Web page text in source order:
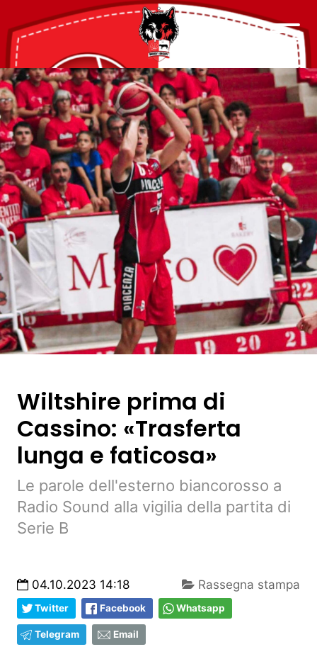
Wiltshire prima di
Cassino: «Trasferta
lunga e faticosa»
Le parole dell'esterno biancorosso a
Radio Sound alla vigilia della partita di
Serie B
04.10.2023 14:18 Rassegna stampa
Twitter Facebook Whatsapp
Telegram Email